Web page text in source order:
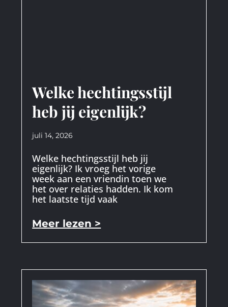
Welke hechtingsstijl
heb jij eigenlijk?
juli 14, 2026
Welke hechtingsstijl heb jij
eigenlijk? Ik vroeg het vorige
week aan een vriendin toen we
het over relaties hadden. Ik kom
het laatste tijd vaak
Meer lezen >